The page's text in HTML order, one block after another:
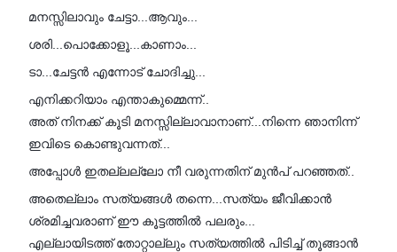
മനസ്സിലാവും ചേട്ടാ...ആവും...
ശരി...പൊക്കോളൂ...കാണാം...
ടാ...ചേട്ടൻ എന്നോട് ചോദിച്ചു...
എനിക്കറിയാം എന്താകുമ്മെന്ന്..
അത് നിനക്ക് കൂടി മനസ്സില്ലാവാനാണ്...നിന്നെ ഞാനിന്ന്
ഇവിടെ കൊണ്ടുവന്നത്...
അപ്പോൾ ഇതല്ലല്ലോ നീ വരുന്നതിന് മുൻപ് പറഞ്ഞത്..
അതെല്ലാം സത്യങ്ങൾ തന്നെ...സത്യം ജീവിക്കാൻ
ശ്രമിച്ചവരാണ് ഈ കൂട്ടത്തിൽ പലരും...
എല്ലായിടത്ത് തോറ്റാല്ലും സത്യത്തിൽ പിടിച്ച് തൂങ്ങാൻ